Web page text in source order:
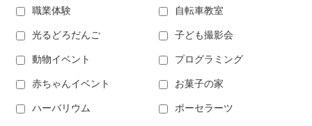
職業体験 自転車教室
光るどろだんご 子ども撮影会
動物イベント プログラミング
赤ちゃんイベント お菓子の家
ハーバリウム ポーセラーツ